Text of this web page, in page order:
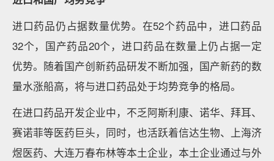
进口药品仍占据数量优势。在52个药品中，进口药品
32个，国产药品20个，进口药品在数量上仍占据一定
优势。随着国产创新药品研发不断加强，国产新药的数
量水涨船高，将与进口药品处于均势竞争的格局。
在进口药品开发企业中，不乏阿斯利康、诺华、拜耳、
赛诺菲等医药巨头，同时，也活跃着信达生物、上海济
煜医药、大连万春布林等本土企业，本土企业通过与外